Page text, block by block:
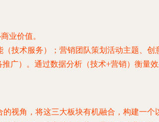
业价值。
技术服务）；营销团队策划活动主题、
广）。通过数据分析（技术+营销）衡量效
视角，将这三大板块有机融合，构建一